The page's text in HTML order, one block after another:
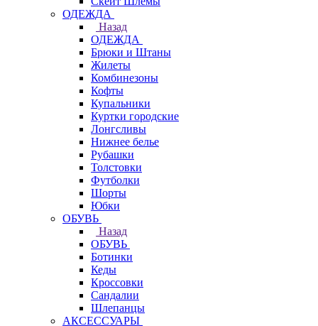
ОДЕЖДА
Назад
ОДЕЖДА
Брюки и Штаны
Жилеты
Комбинезоны
Кофты
Купальники
Куртки городские
Лонгсливы
Нижнее белье
Рубашки
Толстовки
Футболки
Шорты
Юбки
ОБУВЬ
Назад
ОБУВЬ
Ботинки
Кеды
Кроссовки
Сандалии
Шлепанцы
АКСЕССУАРЫ